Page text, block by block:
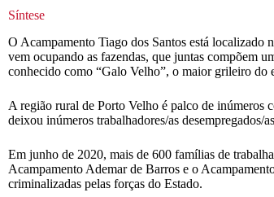
Síntese
O Acampamento Tiago dos Santos está localizado
vem ocupando as fazendas, que juntas compõem
conhecido como “Galo Velho”, o maior grileiro do
A região rural de Porto Velho é palco de inúmeros
deixou inúmeros trabalhadores/as
Em junho de 2020, mais de 600 famílias de
Acampamento Ademar de Barros e o
criminalizadas pelas forças do Estado.